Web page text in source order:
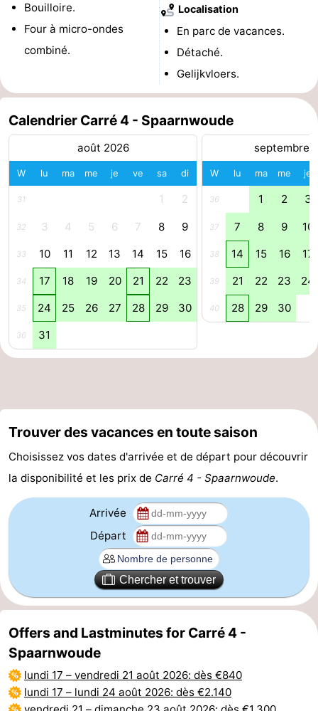
ville
Hollande
Nord
du
Forum
en
Route
Centrale
Schiphol
Eindhoven
Stationnement
Astuces
les
touristes
Médicales
Météo
Contact
Us
Bouilloire.
Four à micro-ondes
combiné.
Localisation
En parc de vacances.
Détaché.
Gelijkvloers.
Calendrier Carré 4 - Spaarnwoude
août 2026
W lu ma me je ve sa di
31 1 2
32 3 4 5 6 7 8 9
33 10 11 12 13 14 15 16
34 17 18 19 20 21 22 23
35 24 25 26 27 28 29 30
36 31
septembre
W lu ma me je
36 1 2 3
37 7 8 9 10
38 14 15 16 17
39 21 22 23 24
40 28 29 30
Trouver des vacances en toute saison
Choisissez vos dates d'arrivée et de départ pour découvrir
la disponibilité et les prix de Carré 4 - Spaarnwoude.
Arrivée
Départ
Chercher et trouver
Offers and Lastminutes for Carré 4 -
Spaarnwoude
lundi 17 – vendredi 21 août 2026: dès €840
lundi 17 – lundi 24 août 2026: dès €2.140